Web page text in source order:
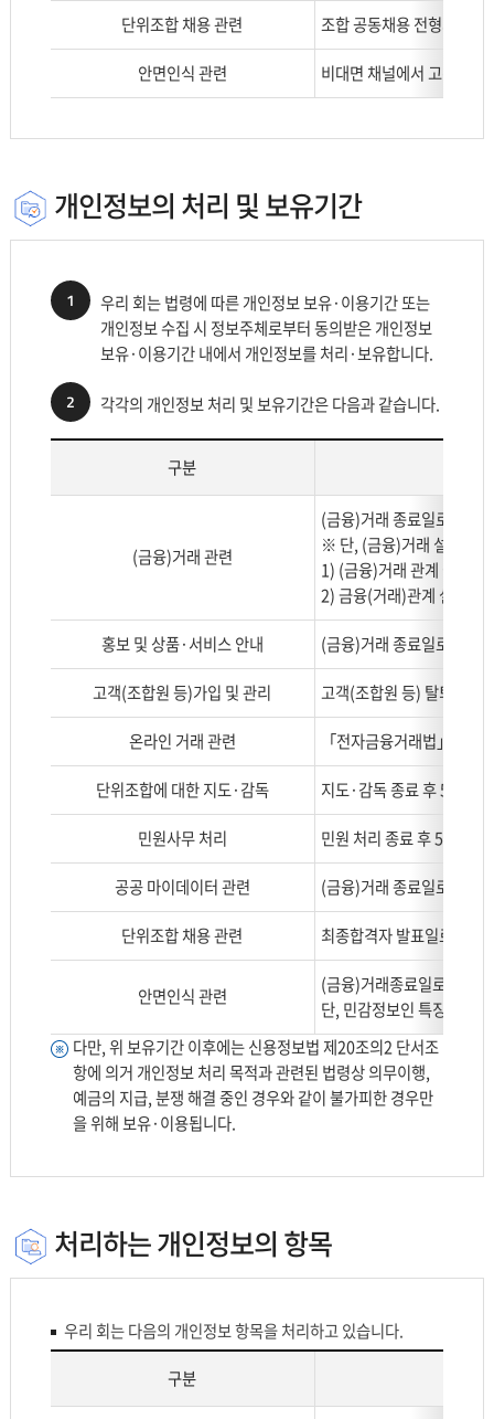
다.
단위조합 채용 관련
조합 공동채용 전형의 진
안면인식 관련
비대면 채널에서 고객 본
개인정보의 처리 및 보유기간
1
우리 회는 법령에 따른 개인정보 보유·이용기간 또는
개인정보 수집 시 정보주체로부터 동의받은 개인정보
보유·이용기간 내에서 개인정보를 처리·보유합니다.
2
각각의 개인정보 처리 및 보유기간은 다음과 같습니다.
간
나
낸
로
분,
기
간
명
다.
구분
(금융)거래 관련
(금융)거래 종료일로부터
※ 단, (금융)거래 설정을
1) (금융)거래 관계 설정된
2) 금융(거래)관계 설정되
홍보 및 상품·서비스 안내
(금융)거래 종료일로부터
고객(조합원 등)가입 및 관리
고객(조합원 등) 탈퇴일까
온라인 거래 관련
「전자금융거래법」 시
단위조합에 대한 지도·감독
지도·감독 종료 후 5년
민원사무 처리
민원 처리 종료 후 5년
공공 마이데이터 관련
(금융)거래 종료일로부터
단위조합 채용 관련
최종합격자 발표일로부터
안면인식 관련
(금융)거래종료일로부터 5
단, 민감정보인 특징정보
다만, 위 보유기간 이후에는 신용정보법 제20조의2 단서조
항에 의거 개인정보 처리 목적과 관련된 법령상 의무이행,
예금의 지급, 분쟁 해결 중인 경우와 같이 불가피한 경우만
을 위해 보유·이용됩니다.
처리하는 개인정보의 항목
우리 회는 다음의 개인정보 항목을 처리하고 있습니다.
구분